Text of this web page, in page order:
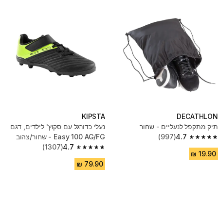
DECATHLON
תיק מתקפל לנעליים - שחור
4.7
4.7 out of 5 stars from 997 reviews
(997)
KIPSTA
נעלי כדורגל עם סקוץ' לילדים, דגם
Easy 100 AG/FG - שחור/צהוב
4.7
4.7 out of 5 stars from 1307 reviews
(1307)